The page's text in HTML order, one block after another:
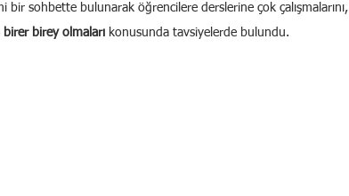
bir sohbette bulunarak öğrencilere derslerine çok çalışmalarını,
birey olmaları konusunda tavsiyelerde bulundu.